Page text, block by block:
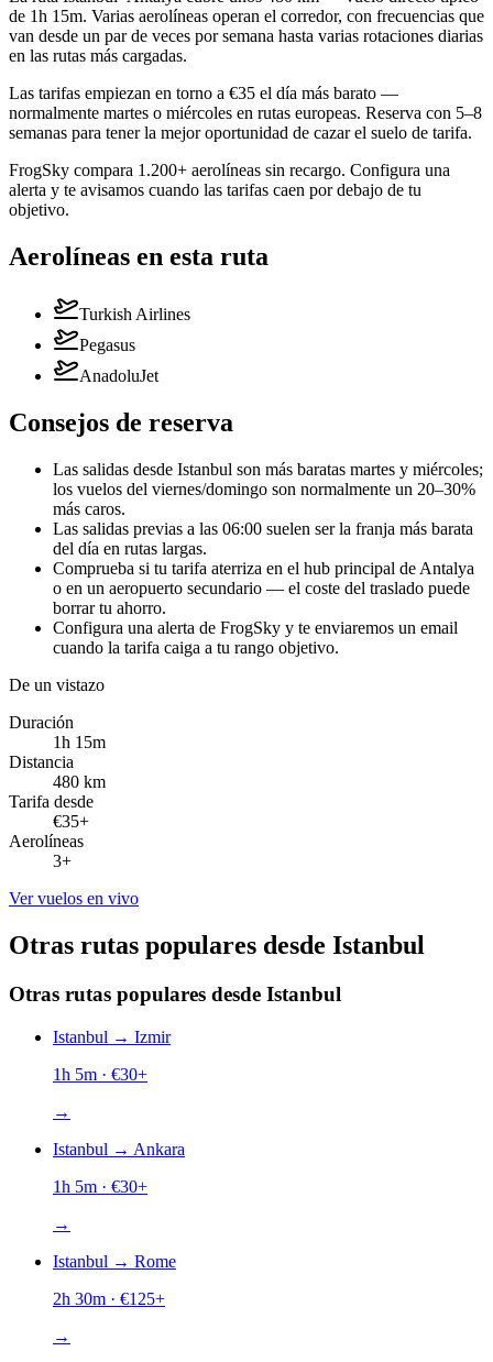
de 1h 15m. Varias aerolíneas operan el corredor, con frecuencias que
van desde un par de veces por semana hasta varias rotaciones diarias
en las rutas más cargadas.
Las tarifas empiezan en torno a €35 el día más barato —
normalmente martes o miércoles en rutas europeas. Reserva con 5–8
semanas para tener la mejor oportunidad de cazar el suelo de tarifa.
FrogSky compara 1.200+ aerolíneas sin recargo. Configura una
alerta y te avisamos cuando las tarifas caen por debajo de tu
objetivo.
Aerolíneas en esta ruta
Turkish Airlines
Pegasus
AnadoluJet
Consejos de reserva
Las salidas desde Istanbul son más baratas martes y miércoles;
los vuelos del viernes/domingo son normalmente un 20–30%
más caros.
Las salidas previas a las 06:00 suelen ser la franja más barata
del día en rutas largas.
Comprueba si tu tarifa aterriza en el hub principal de Antalya
o en un aeropuerto secundario — el coste del traslado puede
borrar tu ahorro.
Configura una alerta de FrogSky y te enviaremos un email
cuando la tarifa caiga a tu rango objetivo.
De un vistazo
Duración
1h 15m
Distancia
480 km
Tarifa desde
€35+
Aerolíneas
3+
Ver vuelos en vivo
Otras rutas populares desde Istanbul
Otras rutas populares desde Istanbul
Istanbul → Izmir
1h 5m · €30+
→
Istanbul → Ankara
1h 5m · €30+
→
Istanbul → Rome
2h 30m · €125+
→